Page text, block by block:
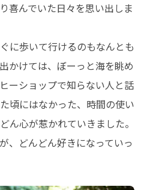
喜んでいた日々を思い出しま
に歩いて行けるのもなんとも
かけては、ぼーっと海を眺め
ーショップで知らない人と話
頃にはなかった、時間の使い
ん心が惹かれていきました。
、どんどん好きになっていっ